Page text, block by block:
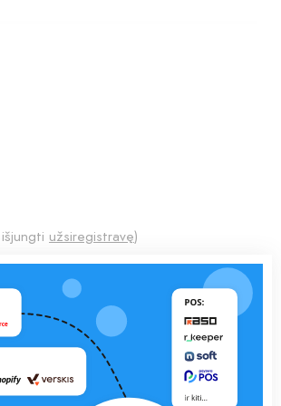
užsiregistravę)